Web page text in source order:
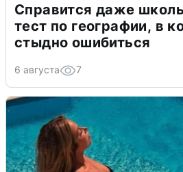
Справится даже
тест по географии, в
стыдно ошибиться
6 августа 7